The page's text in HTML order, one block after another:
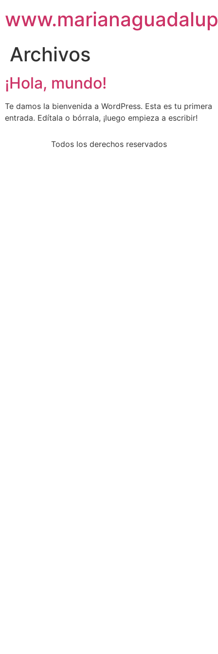
Archivos
¡Hola, mundo!
Te damos la bienvenida a WordPress. Esta es tu primera
entrada. Edítala o bórrala, ¡luego empieza a escribir!
Todos los derechos reservados